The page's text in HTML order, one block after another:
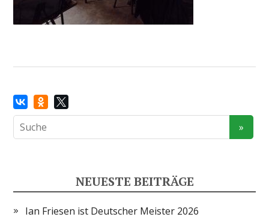
NEUESTE BEITRÄGE
Ian Friesen ist Deutscher Meister 2026